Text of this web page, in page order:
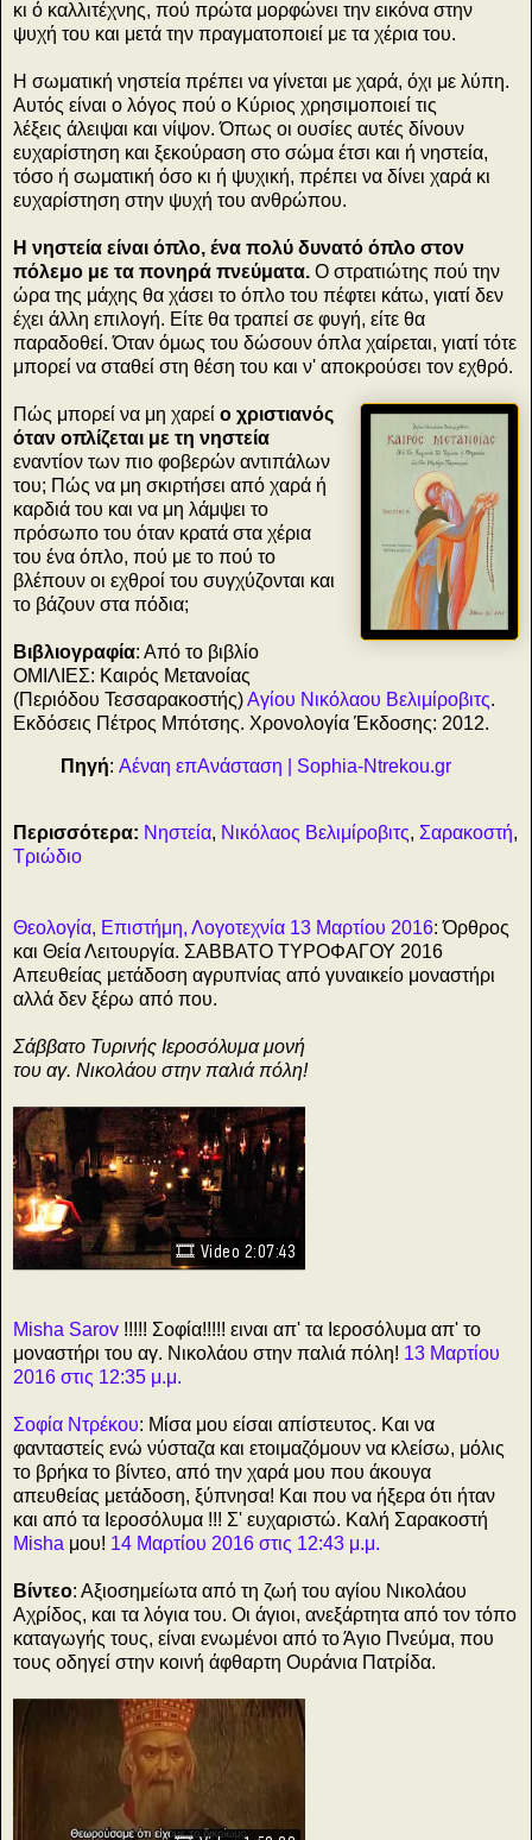
κι ό καλλιτέχνης, πού πρώτα μορφώνει την εικόνα στην
ψυχή του και μετά την πραγματοποιεί με τα χέρια του.
Η σωματική νηστεία πρέπει να γίνεται με χαρά, όχι με λύπη.
Αυτός είναι ο λόγος πού ο Κύριος χρησιμοποιεί τις
λέξεις άλειψαι και νίψον. Όπως οι ουσίες αυτές δίνουν
ευχαρίστηση και ξεκούραση στο σώμα έτσι και ή νηστεία,
τόσο ή σωματική όσο κι ή ψυχική, πρέπει να δίνει χαρά κι
ευχαρίστηση στην ψυχή του ανθρώπου.
Η νηστεία είναι όπλο, ένα πολύ δυνατό όπλο στον
πόλεμο με τα πονηρά πνεύματα. Ο στρατιώτης πού την
ώρα της μάχης θα χάσει το όπλο του πέφτει κάτω, γιατί δεν
έχει άλλη επιλογή. Είτε θα τραπεί σε φυγή, είτε θα
παραδοθεί. Όταν όμως του δώσουν όπλα χαίρεται, γιατί τότε
μπορεί να σταθεί στη θέση του και ν' αποκρούσει τον εχθρό.
Πώς μπορεί να μη χαρεί ο χριστιανός
όταν οπλίζεται με τη νηστεία
εναντίον των πιο φοβερών αντιπάλων
του; Πώς να μη σκιρτήσει από χαρά ή
καρδιά του και να μη λάμψει το
πρόσωπο του όταν κρατά στα χέρια
του ένα όπλο, πού με το πού το
βλέπουν οι εχθροί του συγχύζονται και
το βάζουν στα πόδια;
Βιβλιογραφία: Από τo βιβλίο
ΟΜΙΛΙΕΣ: Καιρός Μετανοίας
(Περιόδου Τεσσαρακοστής)Αγίου Νικόλαου Βελιμίροβιτς.
Εκδόσεις Πέτρος Μπότσης. Χρονολογία Έκδοσης: 2012.
Πηγή: Αέναη επΑνάσταση | Sophia-Ntrekou.gr
Περισσότερα: Νηστεία, Νικόλαος Βελιμίροβιτς, Σαρακοστή,
Τριώδιο
Θεολογία, Επιστήμη, Λογοτεχνία 13 Μαρτίου 2016: Όρθρος
και Θεία Λειτουργία. ΣΑΒΒΑΤΟ ΤΥΡΟΦΑΓΟΥ 2016
Απευθείας μετάδοση αγρυπνίας από γυναικείο μοναστήρι
αλλά δεν ξέρω από που.
Σάββατο Τυρινής Ιεροσόλυμα μονή
του αγ. Νικολάου στην παλιά πόλη!
🎞️ Video 2:07:43
Misha Sarov !!!!! Σοφία!!!!! ειναι απ' τα Ιεροσόλυμα απ' το
μοναστήρι του αγ. Νικολάου στην παλιά πόλη! 13 Μαρτίου
2016 στις 12:35 μ.μ.
Σοφία Ντρέκου: Μίσα μου είσαι απίστευτος. Και να
φανταστείς ενώ νύσταζα και ετοιμαζόμουν να κλείσω, μόλις
το βρήκα το βίντεο, από την χαρά μου που άκουγα
απευθείας μετάδοση, ξύπνησα! Και που να ήξερα ότι ήταν
και από τα Ιεροσόλυμα !!! Σ' ευχαριστώ. Καλή Σαρακοστή
Misha μου! 14 Μαρτίου 2016 στις 12:43 μ.μ.
Βίντεο: Αξιοσημείωτα από τη ζωή του αγίου Νικολάου
Αχρίδος, και τα λόγια του. Οι άγιοι, ανεξάρτητα από τον τόπο
καταγωγής τους, είναι ενωμένοι από το Άγιο Πνεύμα, που
τους οδηγεί στην κοινή άφθαρτη Ουράνια Πατρίδα.